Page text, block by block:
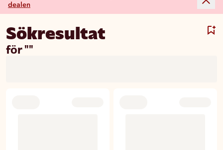
dealen
Sökresultat
för ""
Ta